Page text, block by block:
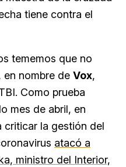
tiene contra el
tememos que no
en nombre de Vox,
Como prueba
mes de abril, en
criticar la gestión del
atacó a
ministro del Interior,